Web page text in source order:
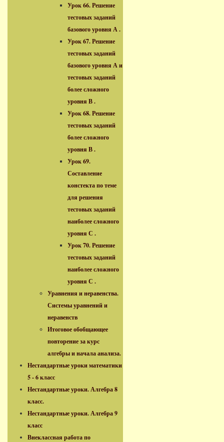
Урок 66. Решение
тестовых заданий
базового уровня А .
Урок 67. Решение
тестовых заданий
базового уровня А и
тестовых заданий
более сложного
уровня В .
Урок 68. Решение
тестовых заданий
более сложного
уровня В .
Урок 69.
Составление
констекта по теме
для решения
тестовых заданий
наиболее сложного
уровня С .
Урок 70. Решение
тестовых заданий
наиболее сложного
уровня С .
Уравнения и неравенства.
Системы уравнений и
неравенств
Итоговое обобщающее
повторение за курс
алгебры и начала анализа.
Нестандартные уроки математики
5 - 6 класс
Нестандартные уроки. Алгебра 8
класс.
Нестандартные уроки. Алгебра 9
класс
Внеклассная работа по